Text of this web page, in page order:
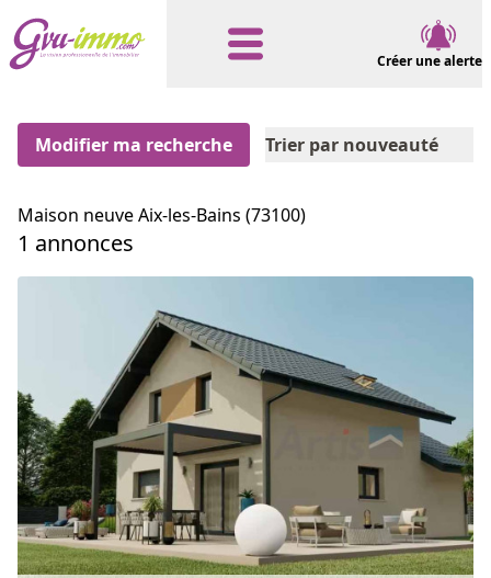
Créer une alerte
Modifier ma recherche Trier par nouveauté
Maison neuve Aix-les-Bains (73100)
1 annonces